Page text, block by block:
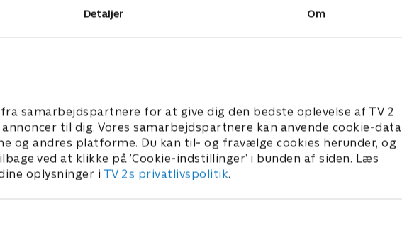
Detaljer Om
samarbejdspartnere for at give dig den bedste oplevelse af TV 2
til dig. Vores samarbejdspartnere kan anvende cookie-data
og andres platforme. Du kan til- og fravælge cookies herunder, og
ved at klikke på ’Cookie-indstillinger’ i bunden af siden. Læs
oplysninger i TV 2s privatlivspolitik.
men
for Harold Wilson. Mens Barbara